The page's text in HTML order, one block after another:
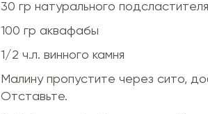
30 гр натурального подсластителя
100 гр аквафабы
1/2 ч.л. винного камня
Малину пропустите через сито,
Отставьте.